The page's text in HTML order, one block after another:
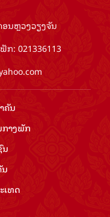
ນຫຼວງວຽງຈັນ
ກ: 021336113
ຄັນ​
ກາງ​ພັກ
ເທດ